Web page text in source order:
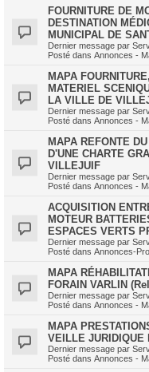
FOURNITURE DE
DESTINATION
MUNICIPAL DE
Dernier message par
Posté dans Annonces -
MAPA
MATERIEL
LA VILLE DE
Dernier message par
Posté dans Annonces -
MAPA REFONTE
D'UNE CHARTE
VILLEJUIF
Dernier message par
Posté dans Annonces -
ACQUISITION
MOTEUR
ESPACES VERTS
Dernier message par
Posté dans Annonces-
MAPA
FORAIN VARLIN
Dernier message par
Posté dans Annonces -
MAPA
VEILLE
Dernier message par
Posté dans Annonces -